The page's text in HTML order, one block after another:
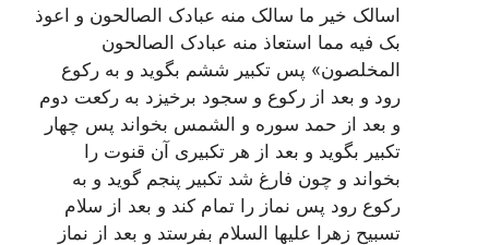
اسالک خیر ما سالک منه عبادک الصالحون و اعوذ
بک فیه مما استعاذ منه عبادک الصالحون
المخلصون» پس تکبیر ششم بگوید و به رکوع
رود و بعد از رکوع و سجود برخیزد به رکعت دوم
و بعد از حمد سوره و الشمس بخواند پس چهار
تکبیر بگوید و بعد از هر تکبیرى آن قنوت را
بخواند و چون فارغ شد تکبیر پنجم گوید و به
رکوع رود پس نماز را تمام کند و بعد از سلام
تسبیح زهرا علیها السلام بفرستد و بعد از نماز